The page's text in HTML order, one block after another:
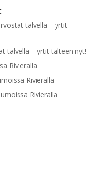
talvella – yrtit
talvella – yrtit talteen nyt!
Rivieralla
Rivieralla
Rivieralla